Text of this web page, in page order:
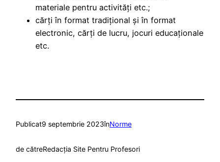
materiale pentru activități etc.;
cărți în format tradițional și în format
electronic, cărți de lucru, jocuri educaționale
etc.
Publicat9 septembrie 2023înNorme
de cătreRedacția Site Pentru Profesori